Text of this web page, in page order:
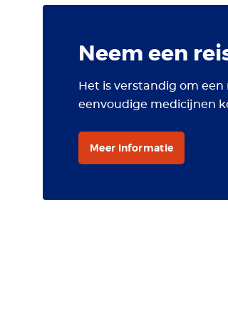
Neem een
Het is verstandig om
eenvoudige medicijnen
Meer informatie